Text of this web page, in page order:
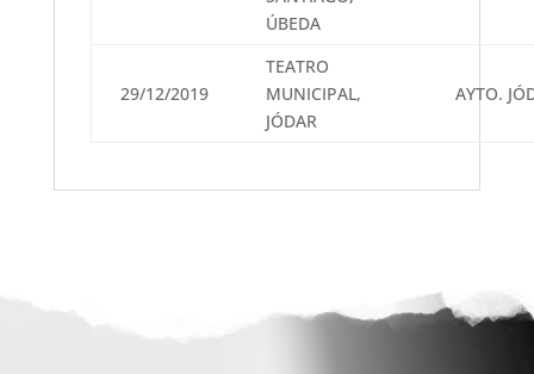
ÚBEDA
29/12/2019
TEATRO
MUNICIPAL,
JÓDAR
AYTO.